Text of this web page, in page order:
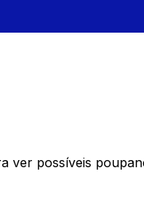
ver possíveis